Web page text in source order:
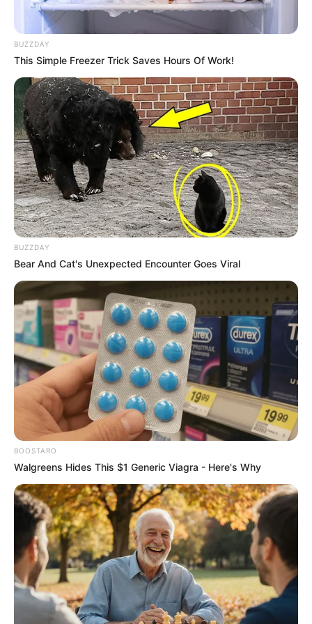
Mittelgebirge inklusive dem Nationalpark
Hochharz bis hinauf zum Brocken.
Osterwieck
Rund 400 denkmalgeschützte und zum
Teil mit Schnitzereien verzierte
Fachwerkhäuser zeigen in der nördlich
des Harzes liegenden Kleinstadt die Geschichte des
Fachwerkbaus, mit Bauwerken im Stil der Gotik, der
Renaissance, des Barocks, des Klassizismus bis zum
Niedersächsischen Fachwerkstil.
Brocken
Hochgebirgsklima, alpine Vegetation und
Erinnerungen an alte Zeiten lassen den
Besuch auf dem höchsten Berg Norddeutschlands
unvergesslich werden. Der Gipfel des Brockens ist nur mit
der Traditionsbahn und per Wanderung zu erreichen.
Steinerne Renne
Wanderwege führen durch romantische
Schluchten an Kaskaden, Wasserfällen
und Stromschnellen entlang. Endpunkt ist
nach 2,5 km das oberhalb eines Wasserfalls stehende
Gasthaus Steinerne Renne.
Naturdenkmal Ottofels
Unter den vielen als Harzklippen
bezeichneten Felsformationen gehört das
zwischen Hasserode und Drei Annen
Hohne stehende Granitgebilde zu den
beeindruckendsten. Über Treppen und Leitern kann der
BUZZDAY
This Simple Freezer Trick Saves Hours Of Work!
BUZZDAY
Bear And Cat's Unexpected Encounter Goes Viral
BOOSTARO
Walgreens Hides This $1 Generic Viagra - Here's Why